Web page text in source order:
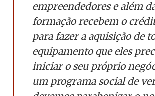
empreendedores e além
formação recebem o
para fazer a aquisição de
equipamento que eles
iniciar o seu próprio
um programa social de